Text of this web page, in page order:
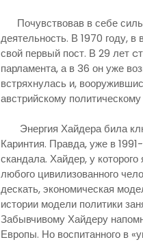
Почувствовав в себе силы
деятельность. В 1970 году,
свой первый пост. В 29 лет
парламента, а в 36 он уже
встряхнулась и,
австрийскому
Энергия Хайдера била
Каринтия. Правда, уже в
скандала. Хайдер, у
любого цивилизованного
дескать, экономическая
истории модели политики
Забывчивому Хайдеру
Европы. Но воспитанного в